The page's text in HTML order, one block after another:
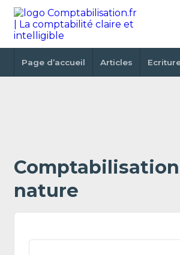
Page d’accueil Articles
nature